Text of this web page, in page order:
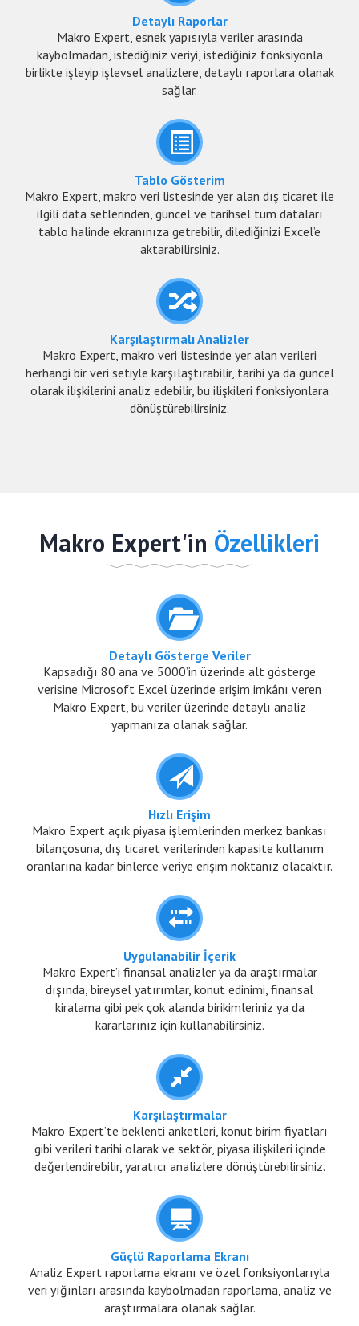
Detaylı Raporlar
Makro Expert, esnek yapısıyla veriler arasında
kaybolmadan, istediğiniz veriyi, istediğiniz fonksiyonla
birlikte işleyip işlevsel analizlere, detaylı raporlara olanak
sağlar.
Tablo Gösterim
Makro Expert, makro veri listesinde yer alan dış ticaret ile
ilgili data setlerinden, güncel ve tarihsel tüm dataları
tablo halinde ekranınıza getrebilir, dilediğinizi Excel’e
aktarabilirsiniz.
Karşılaştırmalı Analizler
Makro Expert, makro veri listesinde yer alan verileri
herhangi bir veri setiyle karşılaştırabilir, tarihi ya da güncel
olarak ilişkilerini analiz edebilir, bu ilişkileri fonksiyonlara
dönüştürebilirsiniz.
Makro Expert'in Özellikleri
Detaylı Gösterge Veriler
Kapsadığı 80 ana ve 5000’in üzerinde alt gösterge
verisine Microsoft Excel üzerinde erişim imkânı veren
Makro Expert, bu veriler üzerinde detaylı analiz
yapmanıza olanak sağlar.
Hızlı Erişim
Makro Expert açık piyasa işlemlerinden merkez bankası
bilançosuna, dış ticaret verilerinden kapasite kullanım
oranlarına kadar binlerce veriye erişim noktanız olacaktır.
Uygulanabilir İçerik
Makro Expert’i finansal analizler ya da araştırmalar
dışında, bireysel yatırımlar, konut edinimi, finansal
kiralama gibi pek çok alanda birikimleriniz ya da
kararlarınız için kullanabilirsiniz.
Karşılaştırmalar
Makro Expert’te beklenti anketleri, konut birim fiyatları
gibi verileri tarihi olarak ve sektör, piyasa ilişkileri içinde
değerlendirebilir, yaratıcı analizlere dönüştürebilirsiniz.
Güçlü Raporlama Ekranı
Analiz Expert raporlama ekranı ve özel fonksiyonlarıyla
veri yığınları arasında kaybolmadan raporlama, analiz ve
araştırmalara olanak sağlar.